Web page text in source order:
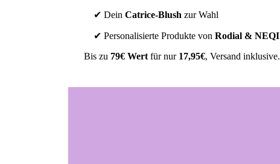
✔ Dein Catrice-Blush zur Wahl
✔ Personalisierte Produkte von Rodial & NEQI
Bis zu 79€ Wert für nur 17,95€, Versand inklusive.